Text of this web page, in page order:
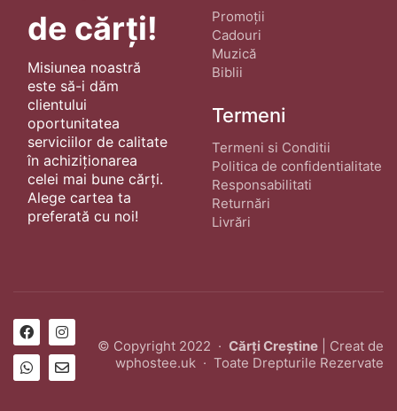
de cărți!
Misiunea noastră
este să-i dăm
clientului
oportunitatea
serviciilor de calitate
în achiziționarea
celei mai bune cărți.
Alege cartea ta
preferată cu noi!
Promoții
Cadouri
Muzică
Biblii
Termeni
Termeni si Conditii
Politica de confidentialitate
Responsabilitati
Returnări
Livrări
© Copyright 2022 · Cărți Creștine | Creat de
wphostee.uk · Toate Drepturile Rezervate